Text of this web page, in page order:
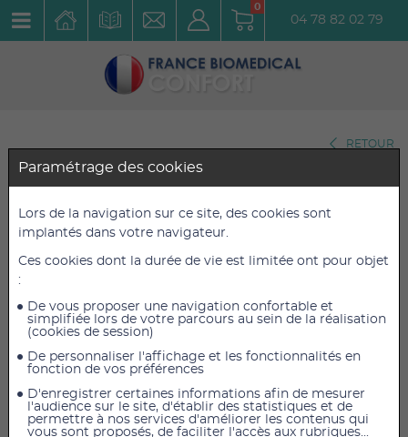
0
04 78 82 02 79
RETOUR
Dorso Lombaire chauffante !
Paramétrage des cookies
Lors de la navigation sur ce site, des cookies sont
implantés dans votre navigateur.
Ces cookies dont la durée de vie est limitée ont pour objet
:
De vous proposer une navigation confortable et
simplifiée lors de votre parcours au sein de la réalisation
(cookies de session)
De personnaliser l'affichage et les fonctionnalités en
fonction de vos préférences
D'enregistrer certaines informations afin de mesurer
l'audience sur le site, d'établir des statistiques et de
permettre à nos services d'améliorer les contenus qui
vous sont proposés, de faciliter l'accès aux rubriques...